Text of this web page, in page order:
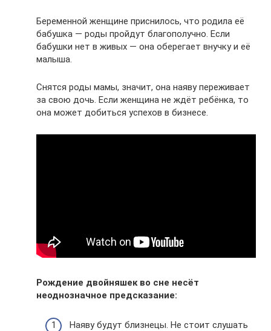
Беременной женщине приснилось, что родила её
бабушка — роды пройдут благополучно. Если
бабушки нет в живых — она оберегает внучку и её
малыша.
Снятся роды мамы, значит, она наяву переживает
за свою дочь. Если женщина не ждёт ребёнка, то
она может добиться успехов в бизнесе.
Рождение двойняшек во сне несёт
неоднозначное предсказание:
Наяву будут близнецы. Не стоит слушать